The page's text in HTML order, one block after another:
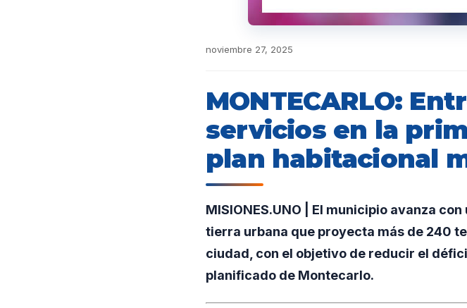
noviembre 27, 2025
MONTECARLO:
servicios en la
plan habitacional
MISIONES.UNO | El municipio avanza
tierra urbana que proyecta más de 240
ciudad, con el objetivo de reducir el
planificado de Montecarlo.